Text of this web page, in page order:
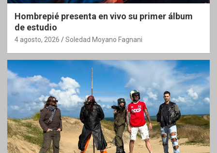
Hombrepié presenta en vivo su primer álbum
de estudio
4 agosto, 2026 Soledad Moyano Fagnani